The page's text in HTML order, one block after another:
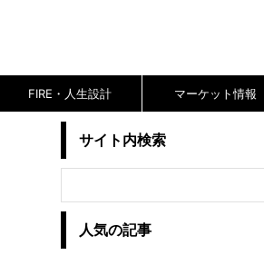
FIRE・人生設計 マーケット情報
サイト内検索
人気の記事